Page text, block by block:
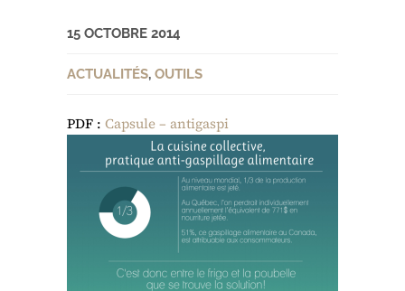
15 OCTOBRE 2014
ACTUALITÉS, OUTILS
PDF : Capsule – antigaspi